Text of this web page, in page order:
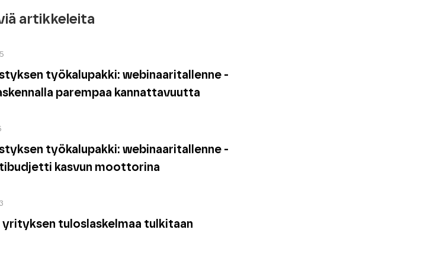
artikkeleita
työkalupakki: webinaaritallenne -
parempaa kannattavuutta
työkalupakki: webinaaritallenne -
kasvun moottorina
yrityksen tuloslaskelmaa tulkitaan